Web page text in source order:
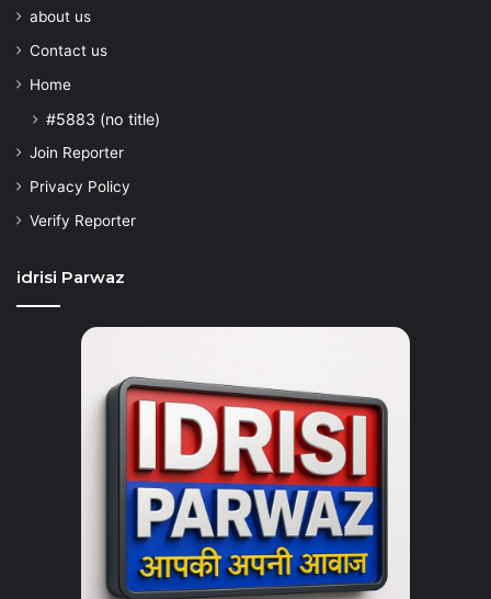
about us
Contact us
Home
#5883 (no title)
Join Reporter
Privacy Policy
Verify Reporter
idrisi Parwaz